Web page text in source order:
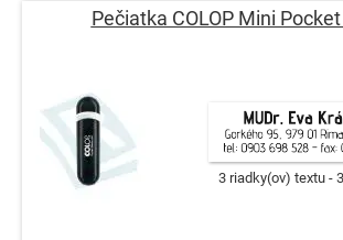
Pečiatka COLOP Mini
3 riadky(ov) textu